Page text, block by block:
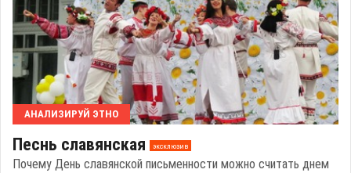
АНАЛИЗИРУЙ ЭТНО
Песнь славянская эксклюзив
Почему День славянской письменности можно считать днем